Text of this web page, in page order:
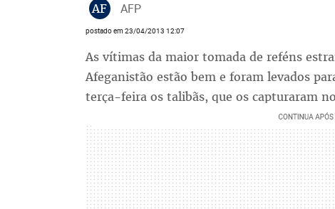
AF AFP
postado em 23/04/2013 12:07
As vítimas da maior tomada de reféns
Afeganistão estão bem e foram levados
terça-feira os talibãs, que os capturaram